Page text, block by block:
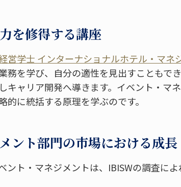
を修得する講座
営学士 インターナショナルホテル・マネ
務を学び、自分の適性を見出すこともで
キャリア開発へ導きます。イベント・マ
的に統括する原理を学ぶのです。
ント部門の市場における成長
ント・マネジメントは、IBISWの調査によ